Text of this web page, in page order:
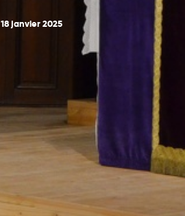
18 janvier 2025